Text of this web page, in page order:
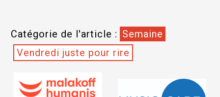
Catégorie de l'article : Semaine
Vendredi juste pour rire